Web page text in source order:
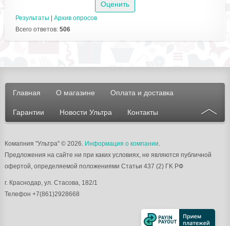
Результаты
Архив опросов
Всего ответов: 506
Главная О магазине Оплата и доставка
Гарантии Новости Ультра Контакты
Комапния "Ультра"© 2026. Информация о компании.
Предложения на сайте ни при каких условиях, не являются публичной
офертой, определяемой положениями Статьи 437 (2) ГK РФ
г. Краснодар, ул. Стасова, 182/1
Телефон +7(861)2928668